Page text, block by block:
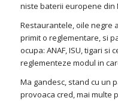
niste baterii europene din
Restaurantele, oile negre
primit o reglementare, si
ocupa: ANAF, ISU, tigari
reglementeze modul in
Ma gandesc, stand cu un
provoaca cred, mai multe